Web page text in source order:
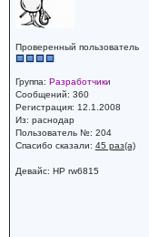
Проверенный пользователь
Группа: Разработчики
Сообщений: 360
Регистрация: 12.1.2008
Из: раснодар
Пользователь №: 204
Спасибо сказали: 45 раз(а)
Девайс: НР rw6815